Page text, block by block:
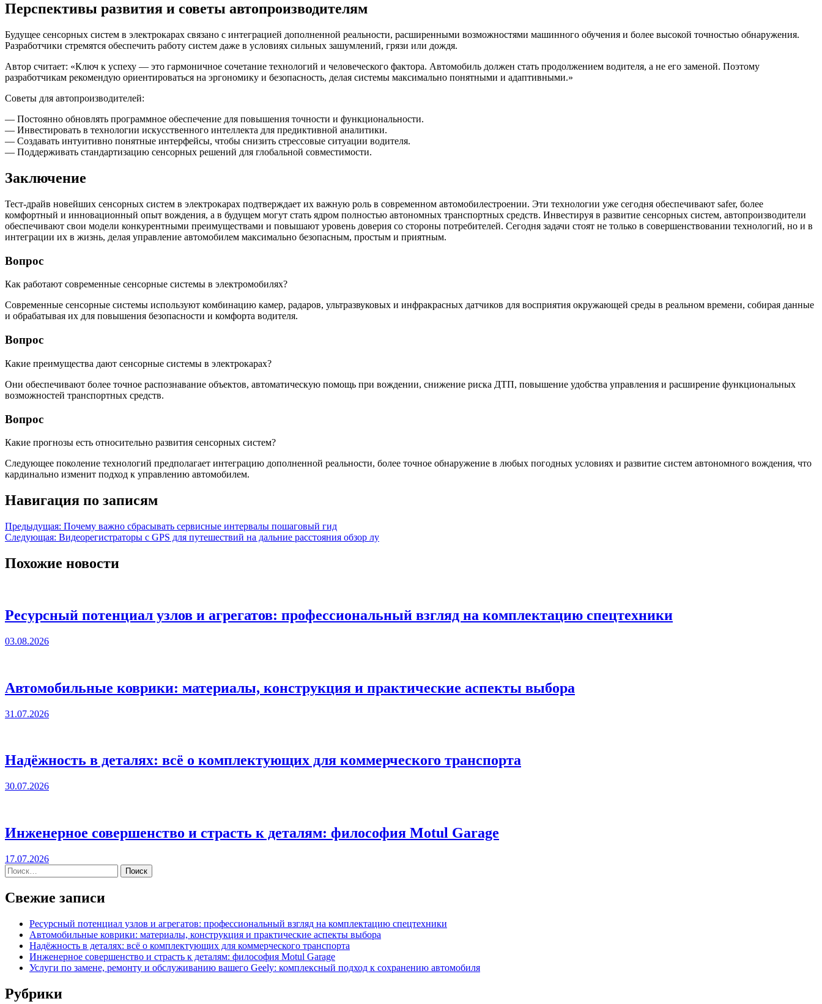
Перспективы развития и советы автопроизводителям
Будущее сенсорных систем в электрокарах связано с интеграцией дополненной реальности, расширенными возможностями машинного обучения и более высокой точностью обнаружения.
Разработчики стремятся обеспечить работу систем даже в условиях сильных зашумлений, грязи или дождя.
Автор считает: «Ключ к успеху — это гармоничное сочетание технологий и человеческого фактора. Автомобиль должен стать продолжением водителя, а не его заменой. Поэтому
разработчикам рекомендую ориентироваться на эргономику и безопасность, делая системы максимально понятными и адаптивными.»
Советы для автопроизводителей:
— Постоянно обновлять программное обеспечение для повышения точности и функциональности.
— Инвестировать в технологии искусственного интеллекта для предиктивной аналитики.
— Создавать интуитивно понятные интерфейсы, чтобы снизить стрессовые ситуации водителя.
— Поддерживать стандартизацию сенсорных решений для глобальной совместимости.
Заключение
Тест-драйв новейших сенсорных систем в электрокарах подтверждает их важную роль в современном автомобилестроении. Эти технологии уже сегодня обеспечивают safer, более
комфортный и инновационный опыт вождения, а в будущем могут стать ядром полностью автономных транспортных средств. Инвестируя в развитие сенсорных систем, автопроизводители
обеспечивают свои модели конкурентными преимуществами и повышают уровень доверия со стороны потребителей. Сегодня задачи стоят не только в совершенствовании технологий, но и в
интеграции их в жизнь, делая управление автомобилем максимально безопасным, простым и приятным.
Вопрос
Как работают современные сенсорные системы в электромобилях?
Современные сенсорные системы используют комбинацию камер, радаров, ультразвуковых и инфракрасных датчиков для восприятия окружающей среды в реальном времени, собирая данные
и обрабатывая их для повышения безопасности и комфорта водителя.
Вопрос
Какие преимущества дают сенсорные системы в электрокарах?
Они обеспечивают более точное распознавание объектов, автоматическую помощь при вождении, снижение риска ДТП, повышение удобства управления и расширение функциональных
возможностей транспортных средств.
Вопрос
Какие прогнозы есть относительно развития сенсорных систем?
Следующее поколение технологий предполагает интеграцию дополненной реальности, более точное обнаружение в любых погодных условиях и развитие систем автономного вождения, что
кардинально изменит подход к управлению автомобилем.
Навигация по записям
Предыдущая: Почему важно сбрасывать сервисные интервалы пошаговый гид
Следующая: Видеорегистраторы с GPS для путешествий на дальние расстояния обзор лу
Похожие новости
Ресурсный потенциал узлов и агрегатов: профессиональный взгляд на комплектацию спецтехники
03.08.2026
Автомобильные коврики: материалы, конструкция и практические аспекты выбора
31.07.2026
Надёжность в деталях: всё о комплектующих для коммерческого транспорта
30.07.2026
Инженерное совершенство и страсть к деталям: философия Motul Garage
17.07.2026
Свежие записи
Ресурсный потенциал узлов и агрегатов: профессиональный взгляд на комплектацию спецтехники
Автомобильные коврики: материалы, конструкция и практические аспекты выбора
Надёжность в деталях: всё о комплектующих для коммерческого транспорта
Инженерное совершенство и страсть к деталям: философия Motul Garage
Услуги по замене, ремонту и обслуживанию вашего Geely: комплексный подход к сохранению автомобиля
Рубрики